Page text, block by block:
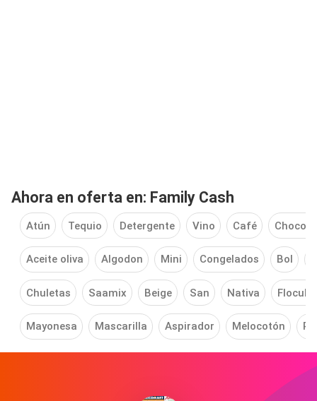
Ahora en oferta en: Family Cash
Atún Tequio Detergente Vino Café
Aceite oliva Algodon Mini Congelados Bol
Chuletas Saamix Beige San Nativa
Mayonesa Mascarilla Aspirador Melocotón